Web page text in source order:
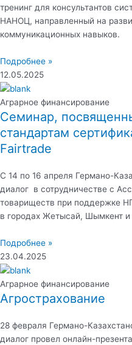
тренинг для консультантов
НАНОЦ, направленный на
коммуникационных навыков.
Подробнее »
12.05.2025
Аграрное финансирование
Семинар,
стандартам
Fairtrade
С 14 по 16 апреля Германо-
диалог в сотрудничестве с
товариществ при поддержке
в городах Жетысай, Шымкент и
Подробнее »
23.04.2025
Аграрное финансирование
Агрострахование
28 февраля Германо-
диалог провел онлайн-